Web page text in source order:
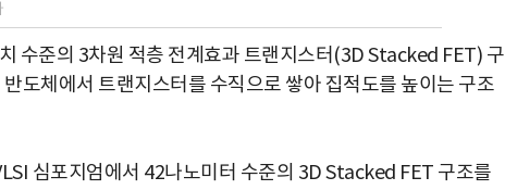
수준의 3차원 적층 전계효과 트랜지스터(3D Stacked FET) 구
도체에서 트랜지스터를 수직으로 쌓아 집적도를 높이는 구조
심포지엄에서 42나노미터 수준의 3D Stacked FET 구조를